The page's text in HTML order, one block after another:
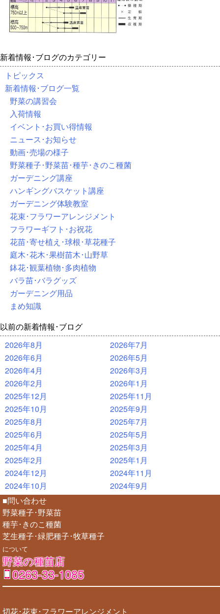
新着情報･ブログのカテゴリー
トピックス
新着情報･ブログ一覧
野菜の講習会
入荷情報
イベント･お買い得情報
ニュース･お知らせ
動画･売場の様子
野菜種子･野菜苗･種芋･きのこ種菌
ガーデニング講座
ハンギングバスケット講座
ガーデニング体験教室
花束･フラワーアレンジメント
フラワーギフト･お祝花
花苗･寄せ植え･球根･草花種子
庭木･花木･果樹苗木･山野草
鉢花･観葉植物･多肉植物
バラ苗･バラグッズ
ガーデニング用品
まめ知識
以前の新着情報･ブログ
2026年8月
2026年7月
2026年6月
2026年5月
2026年4月
2026年3月
2026年2月
2026年1月
2025年12月
2025年11月
2025年10月
2025年9月
2025年8月
2025年7月
2025年6月
2025年5月
2025年4月
2025年3月
2025年2月
2025年1月
2024年12月
2024年11月
2024年10月
2024年9月
■問い合わせ
野菜種子･野菜苗
種芋･きのこ種菌
芝生種子･緑肥種子･牧草種子
について
野菜の種苗店
0263-33-1085
切花･花束･フラワーアレンジメント